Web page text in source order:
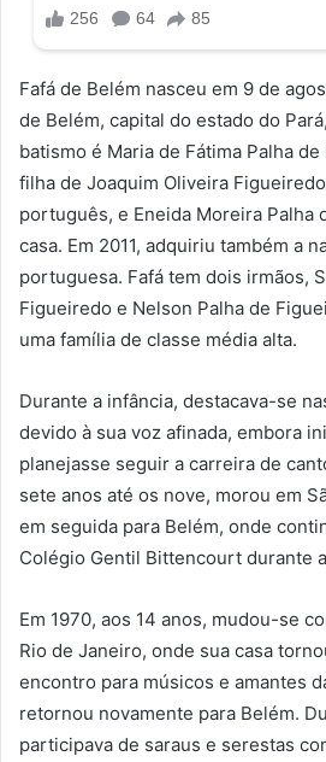
Fafá de Belém nasceu em 9 de
de Belém, capital do estado do
batismo é Maria de Fátima Palha
filha de Joaquim Oliveira
português, e Eneida Moreira Palha
casa. Em 2011, adquiriu também a
portuguesa. Fafá tem dois irmãos,
Figueiredo e Nelson Palha de
uma família de classe média alta.
Durante a infância, destacava-se
devido à sua voz afinada, embora
planejasse seguir a carreira de
sete anos até os nove, morou em
em seguida para Belém, onde
Colégio Gentil Bittencourt durante
Em 1970, aos 14 anos, mudou-se
Rio de Janeiro, onde sua casa
encontro para músicos e amantes
retornou novamente para Belém.
participava de saraus e serestas